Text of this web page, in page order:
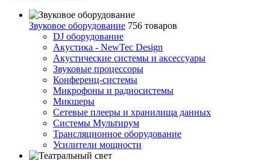
Звуковое оборудование 756 товаров
DJ оборудование
Акустика - NewTec Design
Акустические системы и аксессуары
Звуковые процессоры
Конференц-системы
Микрофоны и радиосистемы
Микшеры
Сетевые плееры и хранилища данных
Системы Мультирум
Трансляционное оборудование
Усилители мощности